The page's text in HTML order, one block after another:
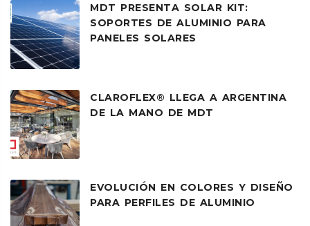
MDT PRESENTA SOLAR KIT:
SOPORTES DE ALUMINIO PARA
PANELES SOLARES
CLAROFLEX® LLEGA A ARGENTINA
DE LA MANO DE MDT
EVOLUCIÓN EN COLORES Y DISEÑO
PARA PERFILES DE ALUMINIO